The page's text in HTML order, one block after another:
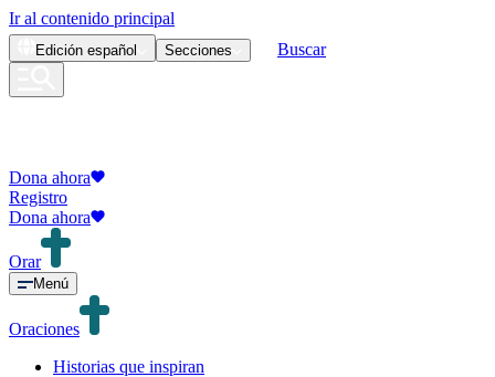
Ir al contenido principal
Edición español Secciones Buscar
Dona ahora
Registro
Dona ahora
Orar
Menú
Oraciones
Historias que inspiran